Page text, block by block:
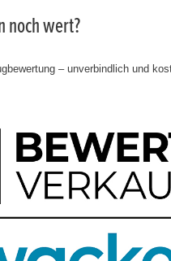
noch wert?
– unverbindlich und